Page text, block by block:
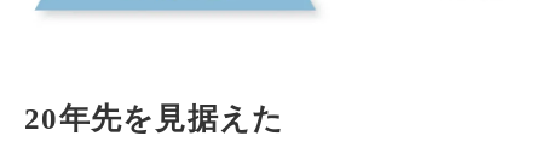
20年先を見据えた